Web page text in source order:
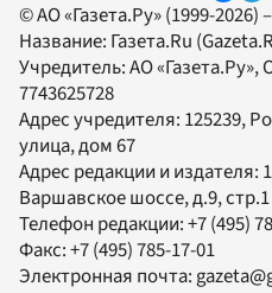
© АО «Газета.Ру» (1999-2026)
Название: Газета.Ru
Учредитель:АО «Газета.Ру»,
7743625728
Адрес учредителя: 125239,
улица, дом 67
Адрес редакции и издателя:
Варшавское шоссе, д.9, стр.1
Телефон редакции:+7 (495)
Факс:+7 (495) 785-17-01
Электронная почта: